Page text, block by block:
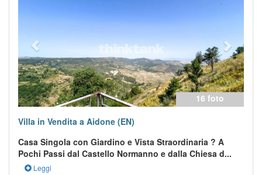
16 foto
Villa in Vendita a Aidone (EN)
Casa Singola con Giardino e Vista Straordinaria ? A
Pochi Passi dal Castello Normanno e dalla Chiesa d...
Leggi